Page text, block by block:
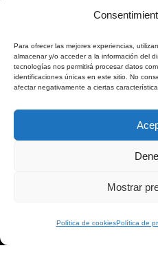
Para ofrecer las mejores experiencias,
almacenar y/o acceder a la información del
tecnologías nos permitirá procesar datos
identificaciones únicas en este sitio. No
afectar negativamente a ciertas
Mostrar
Política de cookiesPolítica de
Productos del mar
Productos de la tierra
Postres
Nuestra despensa
Condiciones